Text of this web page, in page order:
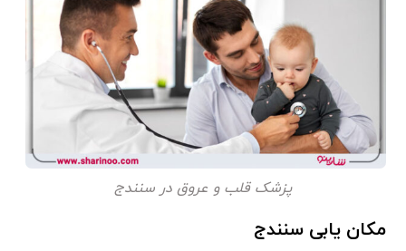
پزشک قلب و عروق در سنندج
مکان یابی سنندج